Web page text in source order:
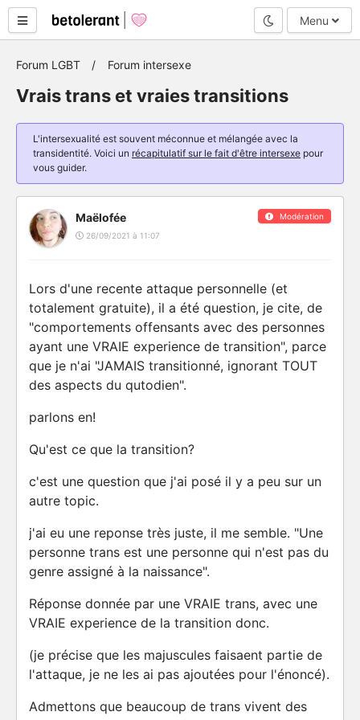
Mode nuit
Menu
Forum LGBT Forum intersexe
Vrais trans et vraies transitions
L'intersexualité est souvent méconnue et mélangée avec la
transidentité. Voici un récapitulatif sur le fait d'être intersexe pour
vous guider.
Modération
Maëlofée
26/09/2021 à 11:07
Lors d'une recente attaque personnelle (et
totalement gratuite), il a été question, je cite, de
"comportements offensants avec des personnes
ayant une VRAIE experience de transition", parce
que je n'ai "JAMAIS transitionné, ignorant TOUT
des aspects du qutodien".
parlons en!
Qu'est ce que la transition?
c'est une question que j'ai posé il y a peu sur un
autre topic.
j'ai eu une reponse très juste, il me semble. "Une
personne trans est une personne qui n'est pas du
genre assigné à la naissance".
Réponse donnée par une VRAIE trans, avec une
VRAIE experience de la transition donc.
(je précise que les majuscules faisaent partie de
l'attaque, je ne les ai pas ajoutées pour l'énoncé).
Admettons que beaucoup de trans vivent des